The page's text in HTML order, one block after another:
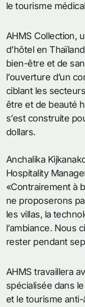
le tourisme
AHMS Collection,
d’hôtel en
bien-être et de
l’ouverture d’un
ciblant les
être et de beauté
s’est construite
dollars.
Anchalika
Hospitality
«Contrairement à
ne proposerons
les villas, la
l’ambiance. Nous
rester pendant
AHMS travaillera
spécialisée dans
et le tourisme